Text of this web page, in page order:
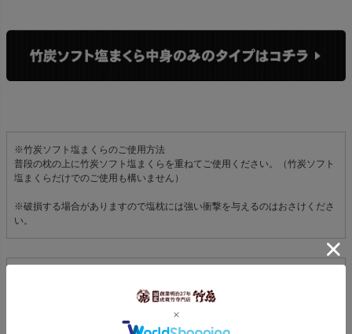
※竹炭ソフト塩まくらのご使用方法
普段の枕の上に竹炭ソフト塩まくらを重ねてご使用ください。（竹炭ソフト
塩まくらだけでのご使用も構いません）
※破損する場合がありますので塩枕には強い衝撃を与えるのはおさけくださ
い。
竹炭についてもっと詳しく見る